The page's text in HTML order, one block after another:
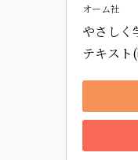
オーム社
やさしく
テキスト